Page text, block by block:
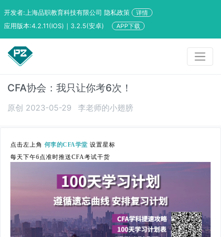
开发者:上海品职教育科技有限公司 隐私政策
详情
应用版本:4.2.11(IOS)｜3.2.5(安卓)
APP下载
CFA协会：我只让你考6次！
原创 2023-05-29 李老师的小翅膀
点击左上角 何李的CFA学堂 设置星标
每天下午6点准时推送CFA考试干货